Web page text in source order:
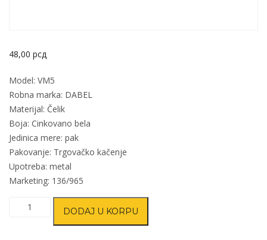
48,00 рсд
Model: VM5
Robna marka: DABEL
Materijal: Čelik
Boja: Cinkovano bela
Jedinica mere: pak
Pakovanje: Trgovačko kačenje
Upotreba: metal
Marketing: 136/965
DODAJ U KORPU